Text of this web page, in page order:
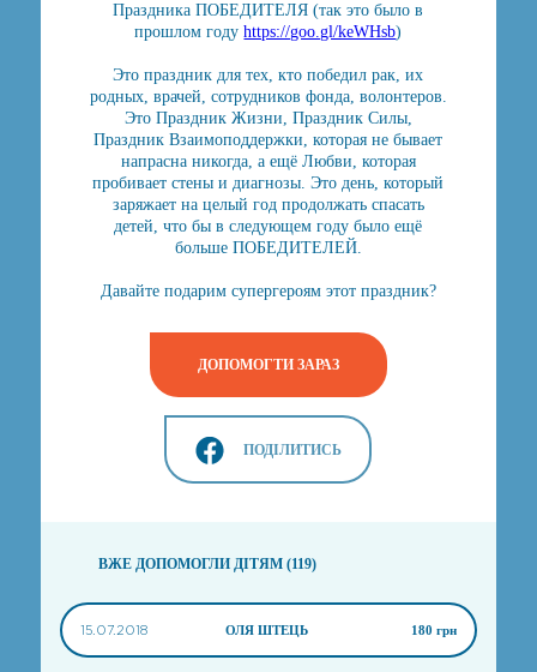
Праздника ПОБЕДИТЕЛЯ (так это было в
прошлом годуhttps://goo.gl/keWHsb)
Это праздник для тех, кто победил рак, их
родных, врачей, сотрудников фонда, волонтеров.
Это Праздник Жизни, Праздник Силы,
Праздник Взаимоподдержки, которая не бывает
напрасна никогда, а ещё Любви, которая
пробивает стены и диагнозы. Это день, который
заряжает на целый год продолжать спасать
детей, что бы в следующем году было ещё
больше ПОБЕДИТЕЛЕЙ.
Давайте подарим супергероям этот праздник?
ДОПОМОГТИ ЗАРАЗ
ПОДІЛИТИСЬ
ВЖЕ ДОПОМОГЛИ ДІТЯМ (119)
15.07.2018 ОЛЯ ШТЕЦЬ 180 грн